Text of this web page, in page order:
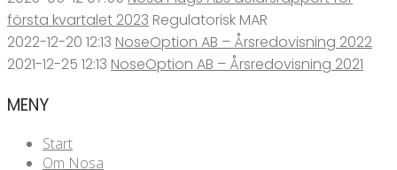
första kvartalet 2023 Regulatorisk MAR
2022-12-20 12:13 NoseOption AB – Årsredovisning 2022
2021-12-25 12:13 NoseOption AB – Årsredovisning 2021
MENY
Start
Om Nosa